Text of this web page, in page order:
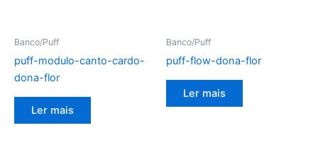
Banco/Puff
puff-modulo-canto-cardo-
dona-flor
Ler mais
Banco/Puff
puff-flow-dona-flor
Ler mais